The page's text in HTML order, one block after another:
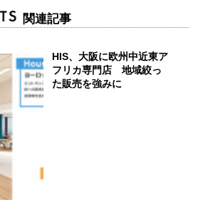
関連記事
HIS、大阪に欧州中近東ア
フリカ専門店 地域絞っ
た販売を強みに